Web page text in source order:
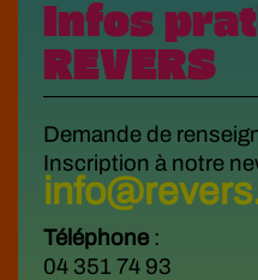
Infos
REVERS
Demande de
Inscription à notre
Téléphone :
04 351 74 93